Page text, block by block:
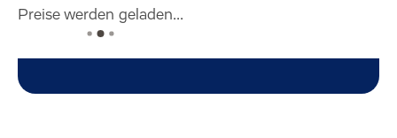
Preise werden geladen...